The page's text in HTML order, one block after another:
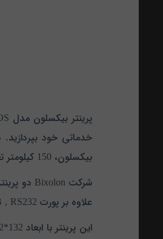
بیکسلون، 150 کیلومتر تعیین شده است.
علاوه بر پورت USB , RS232 دارای پورت lan نیز می باشد.